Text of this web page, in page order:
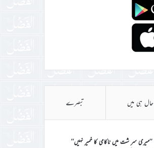
حال ہی میں تبصرے
’’میری سر شت میں ناکامی کا خمیر نہیں‘‘